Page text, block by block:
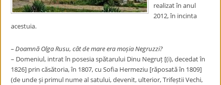
realizat în anul
2012, în incinta
acestuia.
– Doamnă Olga Rusu, cât de mare era moșia Negruzzi?
– Domeniul, intrat în posesia spătarului Dinu Negruț [(i), decedat în
1826] prin căsătoria, în 1807, cu Sofia Hermeziu [răposată în 1809]
(de unde și primul nume al satului, devenit, ulterior, Trifeștii Vechi,